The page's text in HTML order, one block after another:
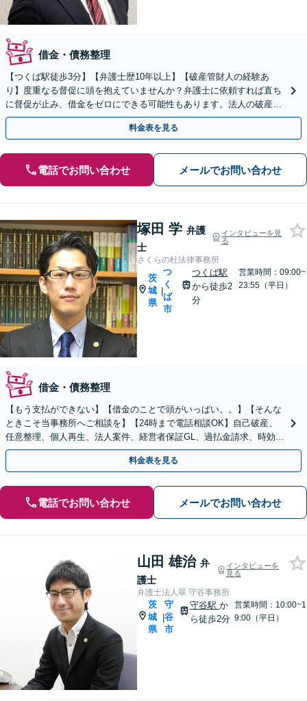
借金・債務整理
【つくば駅徒歩3分】【弁護士歴10年以上】【破産管財人の経験あ
り】度重なる督促に頭を抱えていませんか？弁護士に依頼すれば直ち
に督促が止み、借金をゼロにできる可能性もあります。法人の破産も
対応可能◎【民事法律扶助制度の利用可能】
料金表を見る
電話でお問い合わせ メールでお問い合わせ
塚田 学 弁護
士
インタビューを見
る
さくらの杜法律事務所
茨
城
県
|
つ
く
ば
市
つくば駅
から徒歩2
分
営業時間：09:00~
23:55（平日）
借金・債務整理
【もう支払ができない】【借金のことで頭がいっぱい。。】【そんな
ときこそ当事務所へご相談を】【24時まで電話相談OK】自己破産、
任意整理、個人再生、法人案件、経営者保証GL、過払金請求、時効援
用など解決実績多数。【最善の解決を目指します】
料金表を見る
電話でお問い合わせ メールでお問い合わせ
山田 雄治 弁
護士
インタビューを
見る
弁護士法人翠 守谷事務所
茨
城
県
|
守
谷
市
守谷駅 か
ら徒歩2分
営業時間：10:00~1
9:00（平日）